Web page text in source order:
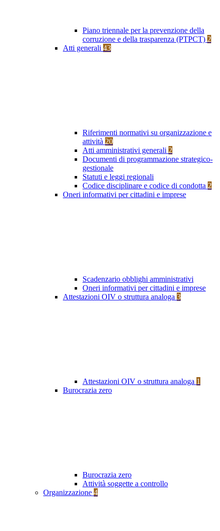
Piano triennale per la prevenzione della
corruzione e della trasparenza (PTPCT) 2
Atti generali 43
Riferimenti normativi su organizzazione e
attività 20
Atti amministrativi generali 2
Documenti di programmazione strategico-
gestionale
Statuti e leggi regionali
Codice disciplinare e codice di condotta 2
Oneri informativi per cittadini e imprese
Scadenzario obblighi amministrativi
Oneri informativi per cittadini e imprese
Attestazioni OIV o struttura analoga 3
Attestazioni OIV o struttura analoga 1
Burocrazia zero
Burocrazia zero
Attività soggette a controllo
Organizzazione 4